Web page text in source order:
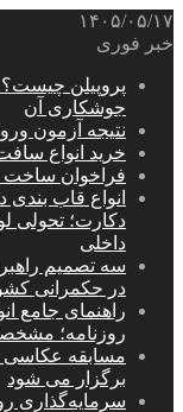
۱۴۰۵/۰۵/۱۷
خبر فوری
پروپیلن چیست؟
جوشکاری آن
نتیجه آزمون ورودی
خرید انواع
فراخوان ساخت
انواع قاب
دکارت؛ تحولی
داخلی
سه تصمیم
در حکمرانی
راهنمای جامع
روزنامه؛
مسابقه عکاسی
برگزار می شود